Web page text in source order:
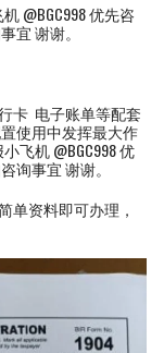
@BGC998 优先咨
宜 谢谢。
卡 电子账单等配套
使用中发挥最大作
飞机 @BGC998 优
询事宜 谢谢。
单资料即可办理，